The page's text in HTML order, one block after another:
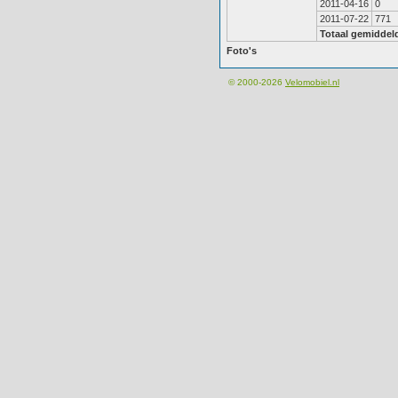
2011-04-16 0
2011-07-22 771
Totaal
Foto's
© 2000-2026 Velomobiel.nl